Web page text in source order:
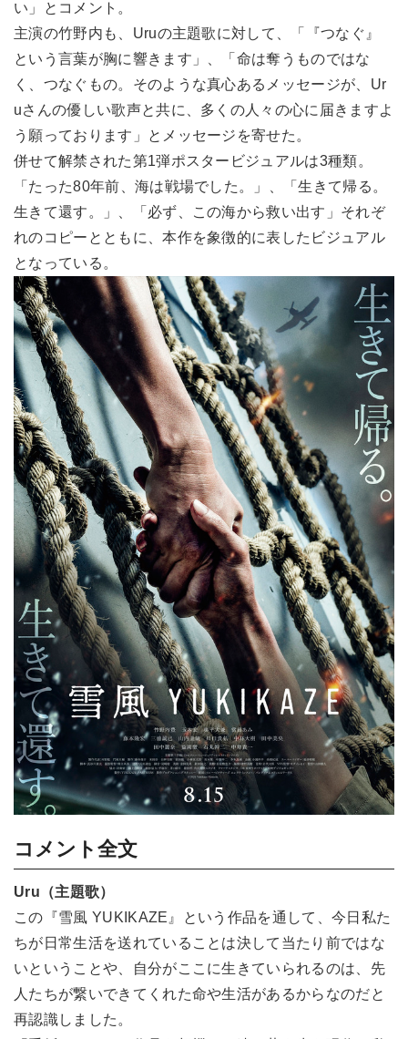
い」とコメント。
主演の竹野内も、Uruの主題歌に対して、「『つなぐ』
という言葉が胸に響きます」、「命は奪うものではな
く、つなぐもの。そのような真心あるメッセージが、Ur
uさんの優しい歌声と共に、多くの人々の心に届きますよ
う願っております」とメッセージを寄せた。
併せて解禁された第1弾ポスタービジュアルは3種類。
「たった80年前、海は戦場でした。」、「生きて帰る。
生きて還す。」、「必ず、この海から救い出す」それぞ
れのコピーとともに、本作を象徴的に表したビジュアル
となっている。
コメント全文
Uru（主題歌）
この『雪風 YUKIKAZE』という作品を通して、今日私た
ちが日常生活を送れていることは決して当たり前ではな
いということや、自分がここに生きていられるのは、先
人たちが繋いできてくれた命や生活があるからなのだと
再認識しました。